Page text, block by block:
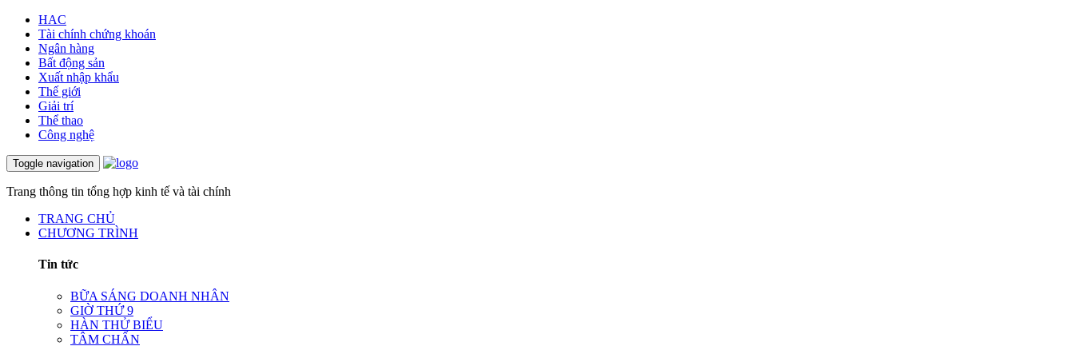
HAC
Tài chính chứng khoán
Ngân hàng
Bất động sản
Xuất nhập khẩu
Thế giới
Giải trí
Thể thao
Công nghệ
Toggle navigation
Trang thông tin tổng hợp kinh tế và tài chính
TRANG CHỦ
CHƯƠNG TRÌNH
Tin tức
BỮA SÁNG DOANH NHÂN
GIỜ THỨ 9
HÀN THỬ BIỂU
TÂM CHẤN